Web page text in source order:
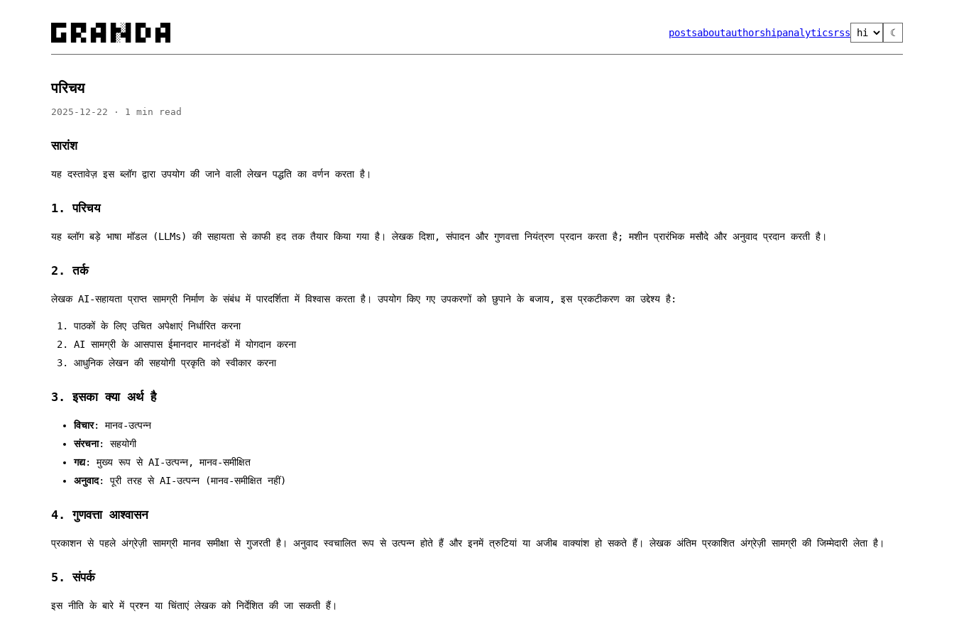
█▀▀ █▀█ ▄▀█ █▄░█ █▀▄ ▄▀█
█▄█ █▀▄ █▀█ █░▀█ █▄▀ █▀█
postsaboutauthorshipanalyticsrss ☾
परिचय
2025-12-22 · 1 min read
सारांश
यह दस्तावेज़ इस ब्लॉग द्वारा उपयोग की जाने वाली लेखन पद्धति का वर्णन करता है।
1. परिचय
यह ब्लॉग बड़े भाषा मॉडल (LLMs) की सहायता से काफी हद तक तैयार किया गया है। लेखक दिशा, संपादन और गुणवत्ता नियंत्रण प्रदान करता है; मशीन प्रारंभिक मसौदे और अनुवाद प्रदान करती है।
2. तर्क
लेखक AI-सहायता प्राप्त सामग्री निर्माण के संबंध में पारदर्शिता में विश्वास करता है। उपयोग किए गए उपकरणों को छुपाने के बजाय, इस प्रकटीकरण का उद्देश्य है:
पाठकों के लिए उचित अपेक्षाएं निर्धारित करना
AI सामग्री के आसपास ईमानदार मानदंडों में योगदान करना
आधुनिक लेखन की सहयोगी प्रकृति को स्वीकार करना
3. इसका क्या अर्थ है
विचार: मानव-उत्पन्न
संरचना: सहयोगी
गद्य: मुख्य रूप से AI-उत्पन्न, मानव-समीक्षित
अनुवाद: पूरी तरह से AI-उत्पन्न (मानव-समीक्षित नहीं)
4. गुणवत्ता आश्वासन
प्रकाशन से पहले अंग्रेज़ी सामग्री मानव समीक्षा से गुजरती है। अनुवाद स्वचालित रूप से उत्पन्न होते हैं और इनमें त्रुटियां या अजीब वाक्यांश हो सकते हैं। लेखक अंतिम प्रकाशित अंग्रेज़ी सामग्री की जिम्मेदारी लेता है।
5. संपर्क
इस नीति के बारे में प्रश्न या चिंताएं लेखक को निर्देशित की जा सकती हैं।